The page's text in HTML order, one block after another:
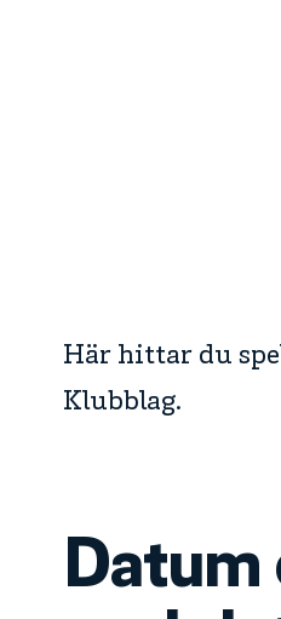
Här hittar du
Klubblag.
Datum